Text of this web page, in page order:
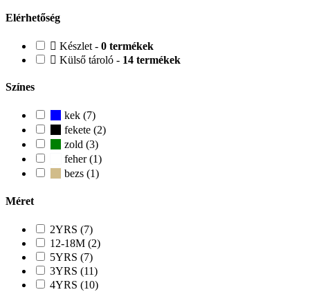
Elérhetőség
Készlet - 0 termékek
Külső tároló - 14 termékek
Színes
kek (7)
fekete (2)
zold (3)
feher (1)
bezs (1)
Méret
2YRS (7)
12-18M (2)
5YRS (7)
3YRS (11)
4YRS (10)